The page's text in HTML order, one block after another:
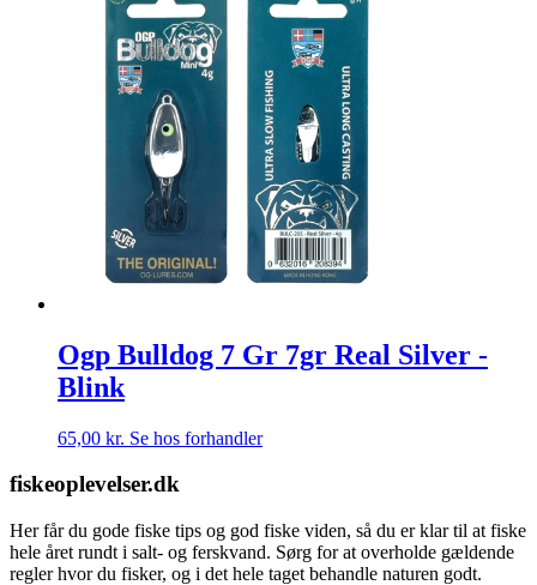
Ogp Bulldog 7 Gr 7gr Real Silver -
Blink
65,00 kr. Se hos forhandler
fiskeoplevelser.dk
Her får du gode fiske tips og god fiske viden, så du er klar til at fiske
hele året rundt i salt- og ferskvand. Sørg for at overholde gældende
regler hvor du fisker, og i det hele taget behandle naturen godt.